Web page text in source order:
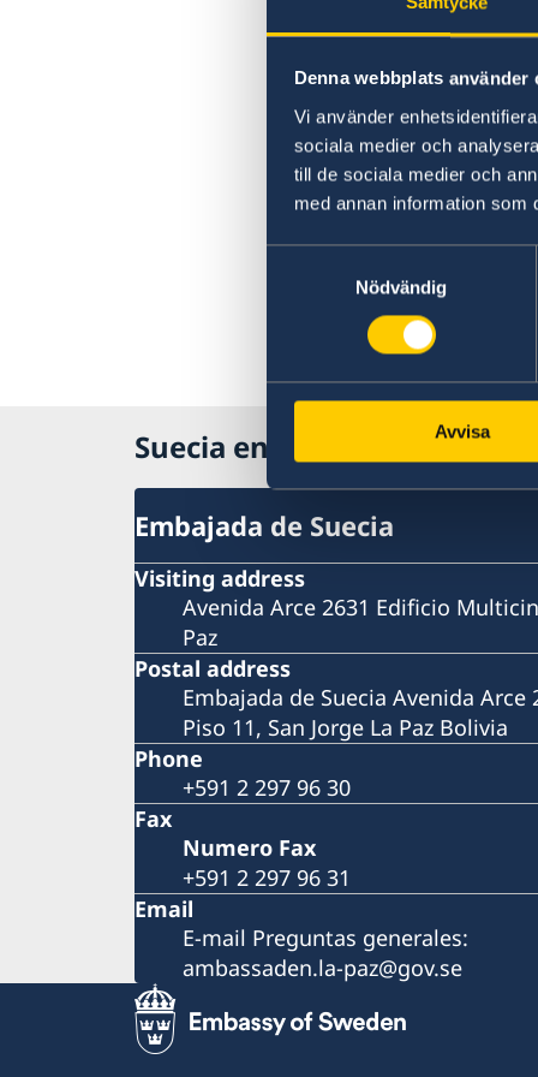
Denna webbplats använder
Vi använder
sociala medier och
till de sociala medier och
med annan information som
Nödvändig
Avvisa
Suecia en Bolivia, La Paz
Embajada de Suecia
Visiting address
Avenida Arce 2631 Edificio
Paz
Postal address
Embajada de Suecia Avenida
Piso 11, San Jorge La Paz Bolivia
Phone
+591 2 297 96 30
Fax
Numero Fax
+591 2 297 96 31
Email
E-mail Preguntas generales:
ambassaden.la-paz@gov.se